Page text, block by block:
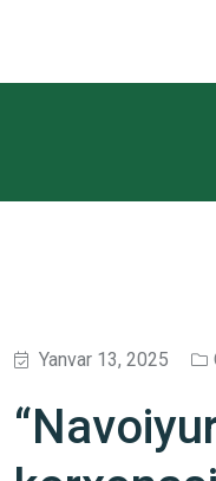
Yanvar 13, 2025